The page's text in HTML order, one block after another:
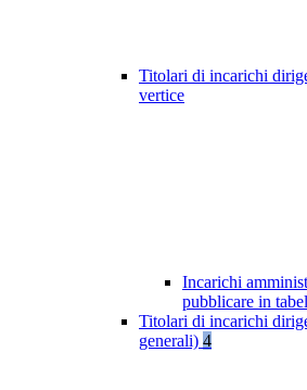
Titolari di incarichi
vertice
Incarichi
pubblicare in
Titolari di incarichi
generali) 4